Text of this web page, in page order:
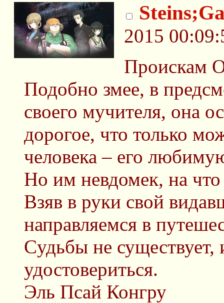
2015
Проискам
Подобно змее, в
своего мучителя, она
дорогое, что только
человека – его
Но им невдомек, на что
Взяв в руки свой
направляемся в
Cудьбы не
удостовериться.
Эль Псай Конгру